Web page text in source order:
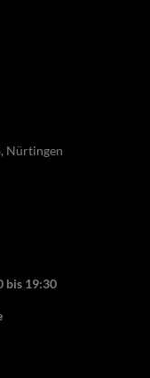
Nürtingen
bis 19:30